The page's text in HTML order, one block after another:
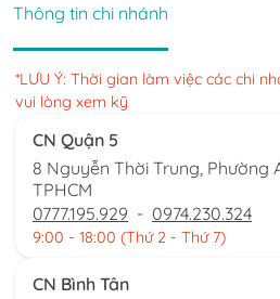
Thông tin chi nhánh
*LƯU Ý: Thời gian làm việc các chi
vui lòng xem kỹ
CN Quận 5
8 Nguyễn Thời Trung, Phường
TPHCM
0777.195.929 - 0974.230.324
9:00 - 18:00 (Thứ 2 - Thứ 7)
CN Bình Tân